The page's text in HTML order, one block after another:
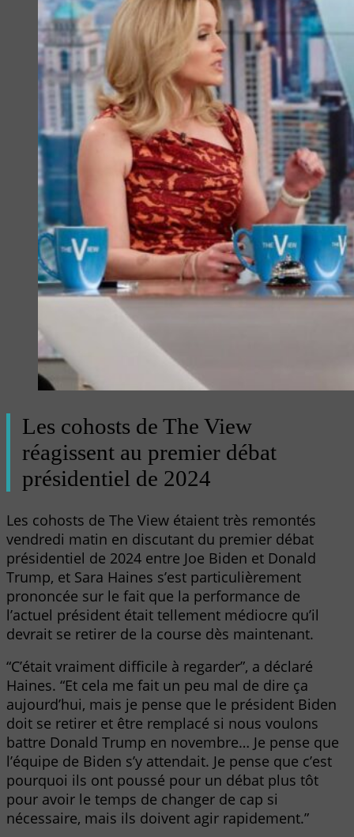
Les cohosts de The View
réagissent au premier débat
présidentiel de 2024
Les cohosts de The View étaient très remontés
vendredi matin en discutant du premier débat
présidentiel de 2024 entre Joe Biden et Donald
Trump, et Sara Haines s’est particulièrement
prononcée sur le fait que la performance de
l’actuel président était tellement médiocre qu’il
devrait se retirer de la course dès maintenant.
“C’était vraiment difficile à regarder”, a déclaré
Haines. “Et cela me fait un peu mal de dire ça
aujourd’hui, mais je pense que le président Biden
doit se retirer et être remplacé si nous voulons
battre Donald Trump en novembre… Je pense que
l’équipe de Biden s’y attendait. Je pense que c’est
pourquoi ils ont poussé pour un débat plus tôt
pour avoir le temps de changer de cap si
nécessaire, mais ils doivent agir rapidement.”